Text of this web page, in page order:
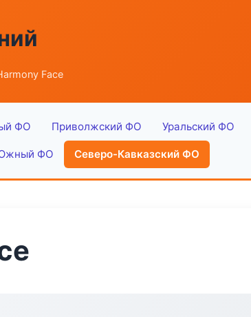
Face
ФО Приволжский ФО Уральский ФО
ФО Северо-Кавказский ФО